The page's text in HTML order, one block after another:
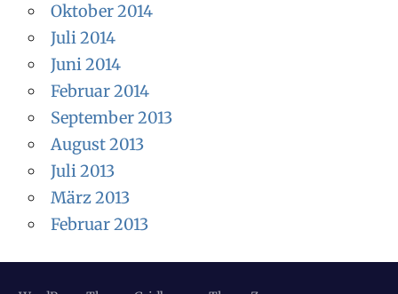
Oktober 2014
Juli 2014
Juni 2014
Februar 2014
September 2013
August 2013
Juli 2013
März 2013
Februar 2013